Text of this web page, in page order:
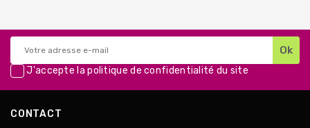
J'accepte lapolitique de confidentialité du site
CONTACT